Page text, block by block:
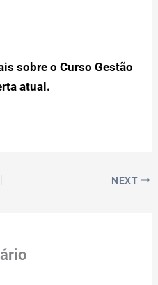
sobre o Curso Gestão
atual.
NEXT